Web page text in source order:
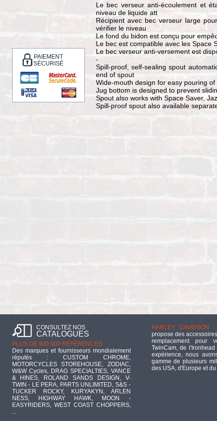
PAIEMENT
SÉCURISÉ
Le bec verseur anti-écoulement et
niveau de liquide att
Récipient avec bec verseur large
vérifier le niveau
Le fond du bidon est conçu pour
Le bec est compatible avec les Space
Le bec verseur anti-versement est
-
Spill-proof, self-sealing spout
end of spout
Wide-mouth design for easy pouring
Jug bottom is designed to prevent
Spout also works with Space Saver,
Spill-proof spout also available
CONSULTEZ NOS
CATALOGUES
PLUS DE 900 000 RÉFÉRENCES :
Des marques et fournisseurs mondialement
réputés : CUSTOM CHROME,
MOTORCYCLES STOREHOUSE, ZODIAC,
W&W Cycles, DRAG SPECIALTIES, VANCE
& HINES, ROLAND SANDS DESIGN, V-
TWIN - LE PERA, PARTS UNLIMITED, S&S -
TUCKER ROCKY, KURYAKYN, ARLEN
NESS, HIGHWAY HAWK, MOON -
EASYRIDERS, WEST COAST CHOPPERS,
HARLEY DAVIDSON :
propose des
remplacement pour
TwinCam, de
expérience, nous
gamme de plusieurs
des USA, d'Europe et